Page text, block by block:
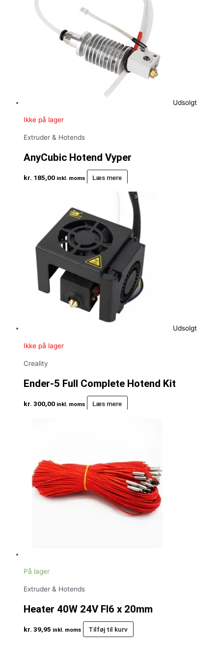
Udsolgt
Ikke på lager
Extruder & Hotends
AnyCubic Hotend Vyper
kr. 185,00 inkl. moms Læs mere
Udsolgt
Ikke på lager
Creality
Ender-5 Full Complete Hotend Kit
kr. 300,00 inkl. moms Læs mere
På lager
Extruder & Hotends
Heater 40W 24V FI6 x 20mm
kr. 39,95 inkl. moms Tilføj til kurv